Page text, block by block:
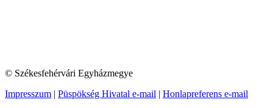
© Székesfehérvári Egyházmegye
Impresszum | Püspökség Hivatal e-mail | Honlapreferens e-mail